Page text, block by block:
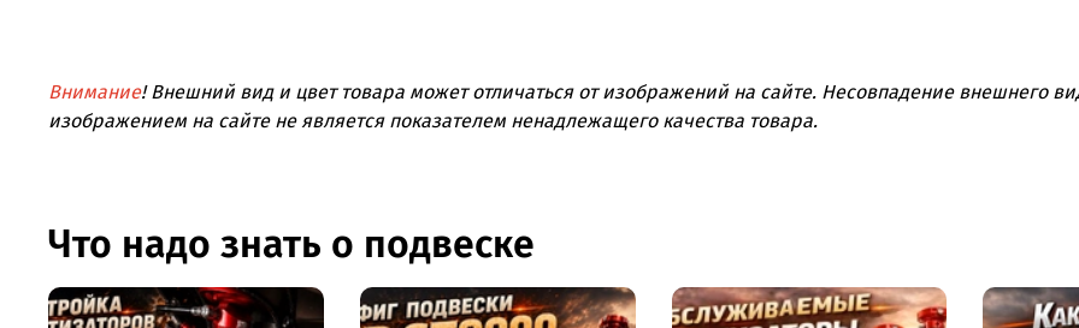
Внимание! Внешний вид и цвет товара может отличаться от изображений на сайте. Несовпадение внешнего
изображением на сайте не является показателем ненадлежащего качества товара.
Что надо знать о подвеске